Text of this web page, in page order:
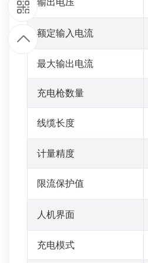
输出电压
额定输入电流
最大输出电流
充电枪数量
线缆长度
计量精度
限流保护值
人机界面
充电模式
9
1
9
7
9
4
8
6
5